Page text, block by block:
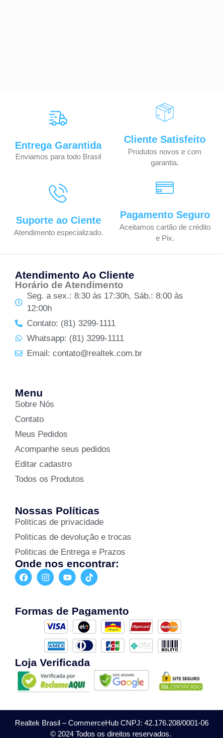
Entrega Garantida
Enviamos para todo Brasil
Cliente Satisfeito
Produtos novos e com
garantia.
Suporte ao Ciente
Atendimento especializado.
Pagamento Seguro
Aceitamos cartão de crédito
e Pix.
Atendimento Ao Cliente
Horário de Atendimento
Seg. a sex.: 8:30 às 17:30h, Sáb.: 8:00 às
12:00h
Contato: (81) 3299-1111
Whatsapp: (81) 3299-1111
Email: contato@realtek.com.br
Menu
Sobre Nós
Contato
Meus Pedidos
Acompanhe seus pedidos
Editar cadastro
Todos os Produtos
Nossas Políticas
Politicas de privacidade
Politicas de devolução e trocas
Politicas de Entrega e Prazos
Onde nos encontrar:
Formas de Pagamento
Loja Verificada
Realtek Brasil – CommerceHub CNPJ: 42.176.208/0001-06
© 2024 Todos os direitos reservados.